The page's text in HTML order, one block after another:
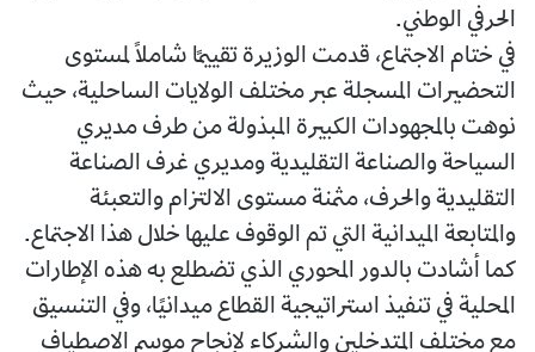
الحرفي الوطني.
في ختام الاجتماع، قدمت الوزيرة تقييمًا شاملًا لمستوى
التحضيرات المسجلة عبر مختلف الولايات الساحلية، حيث
نوهت بالمجهودات الكبيرة المبذولة من طرف مديري
السياحة والصناعة التقليدية ومديري غرف الصناعة
التقليدية والحرف، مثمنة مستوى الالتزام والتعبئة
والمتابعة الميدانية التي تم الوقوف عليها خلال هذا الاجتماع.
كما أشادت بالدور المحوري الذي تضطلع به هذه الإطارات
المحلية في تنفيذ استراتيجية القطاع ميدانيًا، وفي التنسيق
مع مختلف المتدخلين والشركاء لإنجاح موسم الاصطياف